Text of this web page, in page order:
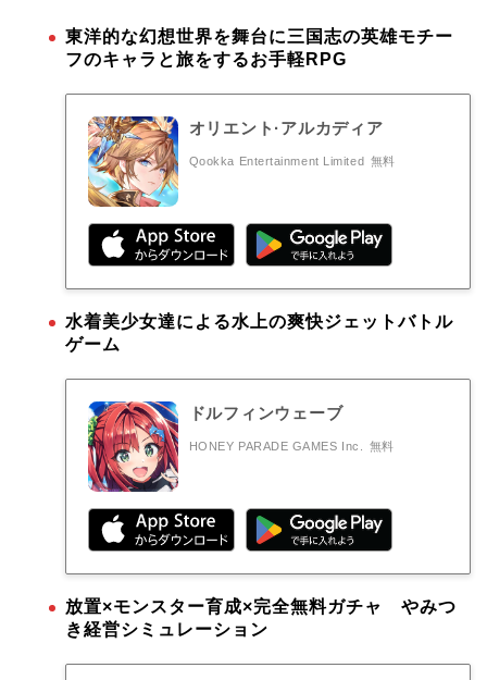
東洋的な幻想世界を舞台に三国志の英雄モチー
フのキャラと旅をするお手軽RPG
オリエント·アルカディア
Qookka Entertainment Limited 無料
水着美少女達による水上の爽快ジェットバトル
ゲーム
ドルフィンウェーブ
HONEY PARADE GAMES Inc. 無料
放置×モンスター育成×完全無料ガチャ やみつ
き経営シミュレーション